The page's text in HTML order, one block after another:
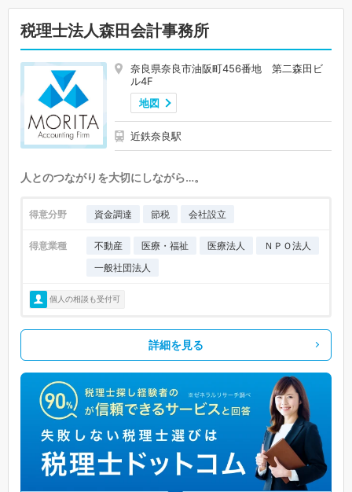
税理士法人森田会計事務所
奈良県奈良市油阪町456番地 第二森田ビ
ル4F
地図
近鉄奈良駅
人とのつながりを大切にしながら…。
得意分野 資金調達 節税 会社設立
得意業種 不動産 医療・福祉 医療法人
ＮＰＯ法人
一般社団法人
個人の相談も受付可
詳細を見る